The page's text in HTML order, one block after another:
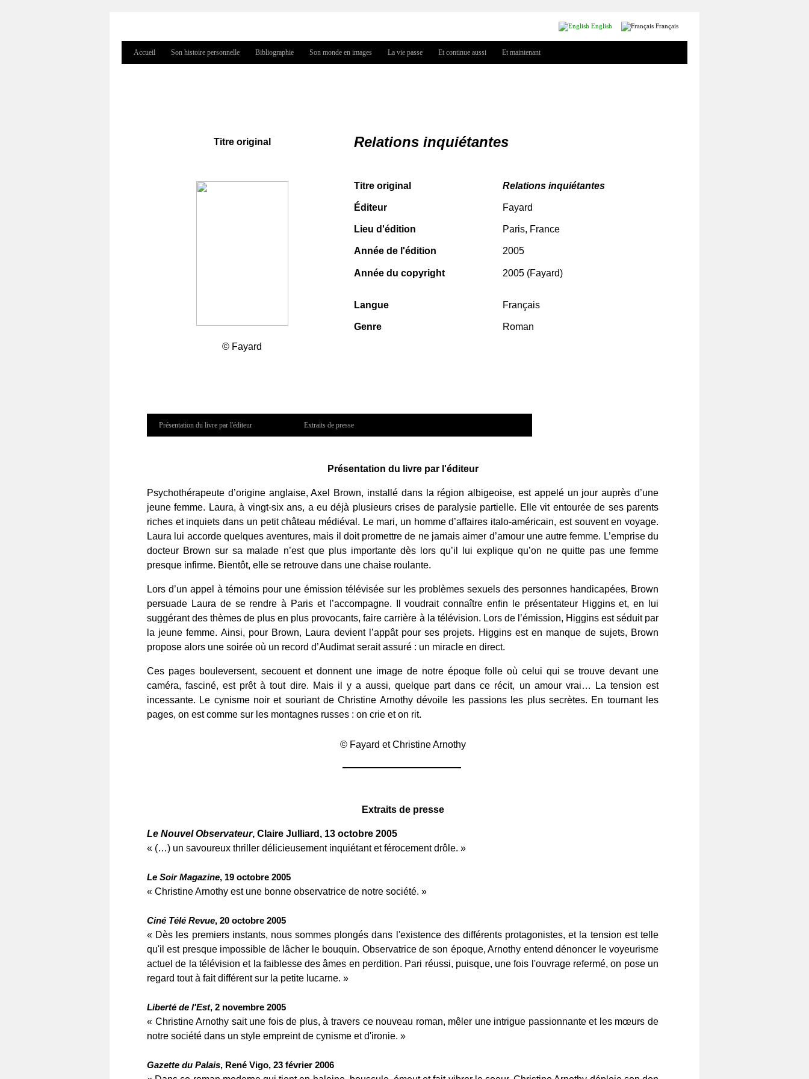
English Français
Menu principal
Accueil Son histoire personnelle Bibliographie Son monde en images La vie passe Et continue aussi Et maintenant
Titre original Relations inquiétantes
© Fayard
Titre original Relations inquiétantes
Éditeur Fayard
Lieu d'édition Paris, France
Année de l'édition 2005
Année du copyright 2005 (Fayard)
Langue Français
Genre Roman
Présentation du livre par l'éditeur Extraits de presse
Présentation du livre par l'éditeur
Psychothérapeute d’origine anglaise, Axel Brown, installé dans la région albigeoise, est appelé un jour auprès d’une
jeune femme. Laura, à vingt-six ans, a eu déjà plusieurs crises de paralysie partielle. Elle vit entourée de ses parents
riches et inquiets dans un petit château médiéval. Le mari, un homme d’affaires italo-américain, est souvent en voyage.
Laura lui accorde quelques aventures, mais il doit promettre de ne jamais aimer d’amour une autre femme. L’emprise du
docteur Brown sur sa malade n’est que plus importante dès lors qu’il lui explique qu’on ne quitte pas une femme
presque infirme. Bientôt, elle se retrouve dans une chaise roulante.
Lors d’un appel à témoins pour une émission télévisée sur les problèmes sexuels des personnes handicapées, Brown
persuade Laura de se rendre à Paris et l’accompagne. Il voudrait connaître enfin le présentateur Higgins et, en lui
suggérant des thèmes de plus en plus provocants, faire carrière à la télévision. Lors de l’émission, Higgins est séduit par
la jeune femme. Ainsi, pour Brown, Laura devient l’appât pour ses projets. Higgins est en manque de sujets, Brown
propose alors une soirée où un record d’Audimat serait assuré : un miracle en direct.
Ces pages bouleversent, secouent et donnent une image de notre époque folle où celui qui se trouve devant une
caméra, fasciné, est prêt à tout dire. Mais il y a aussi, quelque part dans ce récit, un amour vrai… La tension est
incessante. Le cynisme noir et souriant de Christine Arnothy dévoile les passions les plus secrètes. En tournant les
pages, on est comme sur les montagnes russes : on crie et on rit.
© Fayard et Christine Arnothy
Extraits de presse
Le Nouvel Observateur, Claire Julliard, 13 octobre 2005
« (…) un savoureux thriller délicieusement inquiétant et férocement drôle. »
Le Soir Magazine, 19 octobre 2005
« Christine Arnothy est une bonne observatrice de notre société. »
Ciné Télé Revue, 20 octobre 2005
« Dès les premiers instants, nous sommes plongés dans l'existence des différents protagonistes, et la tension est telle
qu'il est presque impossible de lâcher le bouquin. Observatrice de son époque, Arnothy entend dénoncer le voyeurisme
actuel de la télévision et la faiblesse des âmes en perdition. Pari réussi, puisque, une fois l'ouvrage refermé, on pose un
regard tout à fait différent sur la petite lucarne. »
Liberté de l'Est, 2 novembre 2005
« Christine Arnothy sait une fois de plus, à travers ce nouveau roman, mêler une intrigue passionnante et les mœurs de
notre société dans un style empreint de cynisme et d'ironie. »
Gazette du Palais, René Vigo, 23 février 2006